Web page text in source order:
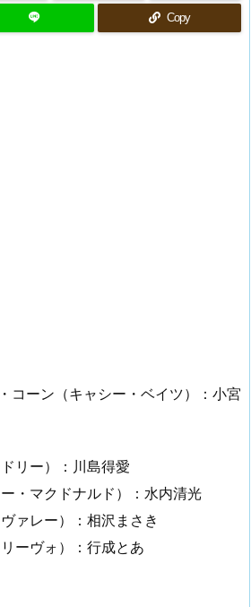
Copy
コーン（キャシー・ベイツ）：小宮
リー）：川島得愛
・マクドナルド）：水内清光
ァレー）：相沢まさき
ーヴォ）：行成とあ